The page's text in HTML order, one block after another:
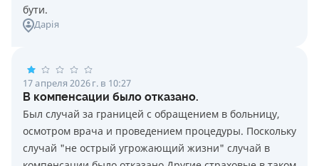
бути.
Дарія
17 апреля 2026 г. в 10:27
В компенсации было отказано.
Был случай за границей с обращением в больницу,
осмотром врача и проведением процедуры. Поскольку
случай "не острый угрожающий жизни" случай в